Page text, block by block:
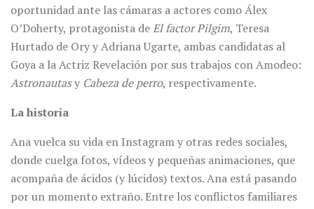
oportunidad ante las cámaras a actores como Álex
O’Doherty, protagonista deEl factor Pilgim, Teresa
Hurtado de Ory y Adriana Ugarte, ambas candidatas al
Goya a la Actriz Revelación por sus trabajos con Amodeo:
Astronautasy Cabeza de perro, respectivamente.
La historia
Ana vuelca su vida en Instagram y otras redes sociales,
donde cuelga fotos, vídeos y pequeñas animaciones, que
acompaña de ácidos (y lúcidos) textos. Ana está pasando
por un momento extraño. Entre los conflictos familiares